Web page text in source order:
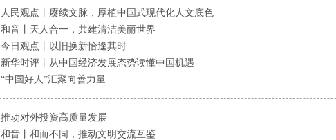
人民观点丨赓续文脉，厚植中国式现代化人文底色
和音丨天人合一，共建清洁美丽世界
今日观点丨以旧换新恰逢其时
新华时评丨从中国经济发展态势读懂中国机遇
“中国好人”汇聚向善力量
推动对外投资高质量发展
和音丨和而不同，推动文明交流互鉴